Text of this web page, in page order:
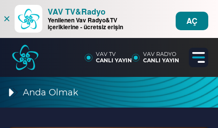
×
VAV TV&Radyo
Yenilenen Vav Radyo&TV
içeriklerine - ücretsiz erişin
AÇ
VAV TV
CANLI YAYIN
VAV RADYO
CANLI YAYIN
Anda Olmak